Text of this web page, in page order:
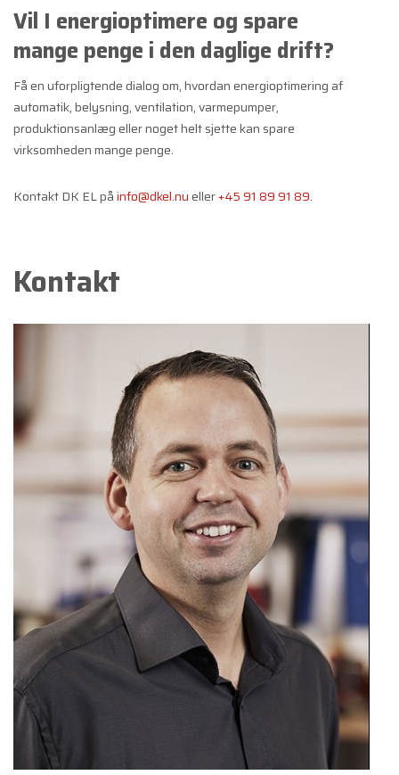
Vil I energioptimere og spare
mange penge i den daglige drift?
Få en uforpligtende dialog om, hvordan energioptimering af
automatik, belysning, ventilation, varmepumper,
produktionsanlæg eller noget helt sjette kan spare
virksomheden mange penge.
Kontakt DK EL påinfo@dkel.nueller+45 91 89 91 89.
Kontakt